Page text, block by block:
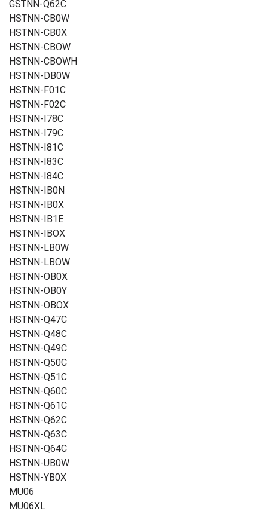
GSTNN-Q62C
HSTNN-CB0W
HSTNN-CB0X
HSTNN-CBOW
HSTNN-CBOWH
HSTNN-DB0W
HSTNN-F01C
HSTNN-F02C
HSTNN-I78C
HSTNN-I79C
HSTNN-I81C
HSTNN-I83C
HSTNN-I84C
HSTNN-IB0N
HSTNN-IB0X
HSTNN-IB1E
HSTNN-IBOX
HSTNN-LB0W
HSTNN-LBOW
HSTNN-OB0X
HSTNN-OB0Y
HSTNN-OBOX
HSTNN-Q47C
HSTNN-Q48C
HSTNN-Q49C
HSTNN-Q50C
HSTNN-Q51C
HSTNN-Q60C
HSTNN-Q61C
HSTNN-Q62C
HSTNN-Q63C
HSTNN-Q64C
HSTNN-UB0W
HSTNN-YB0X
MU06
MU06XL